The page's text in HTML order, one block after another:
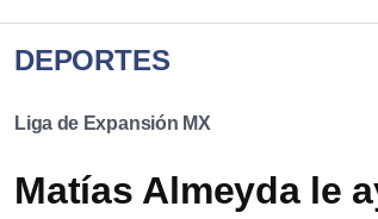
DEPORTES
Liga de Expansión MX
Matías Almeyda le